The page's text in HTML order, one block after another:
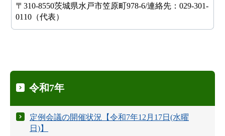
〒310-8550茨城県水戸市笠原町978-6/連絡先：029-301-
0110（代表）
令和7年
定例会議の開催状況【令和7年12月17日(水曜
日)】